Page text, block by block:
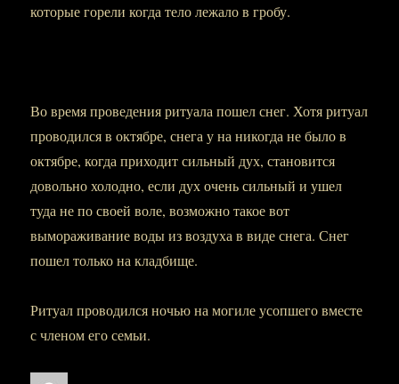
которые горели когда тело лежало в гробу.
Во время проведения ритуала пошел снег. Хотя ритуал
проводился в октябре, снега у на никогда не было в
октябре, когда приходит сильный дух, становится
довольно холодно, если дух очень сильный и ушел
туда не по своей воле, возможно такое вот
вымораживание воды из воздуха в виде снега. Снег
пошел только на кладбище.
Ритуал проводился ночью на могиле усопшего вместе
с членом его семьи.